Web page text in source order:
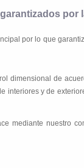
por
por lo que
dimensional de
interiores y de
mediante nuestro